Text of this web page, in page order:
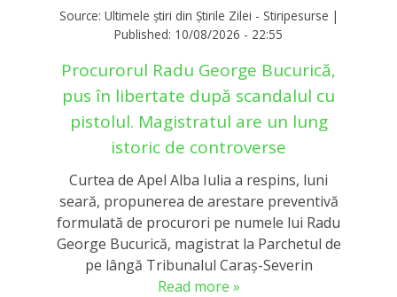
Source: Ultimele știri din Știrile Zilei - Stiripesurse |
Published: 10/08/2026 - 22:55
Procurorul Radu George Bucurică,
pus în libertate după scandalul cu
pistolul. Magistratul are un lung
istoric de controverse
Curtea de Apel Alba Iulia a respins, luni
seară, propunerea de arestare preventivă
formulată de procurori pe numele lui Radu
George Bucurică, magistrat la Parchetul de
pe lângă Tribunalul Caraș-Severin
Read more »